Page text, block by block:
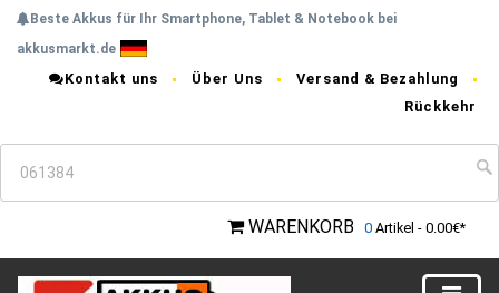
Beste Akkus für Ihr Smartphone, Tablet & Notebook bei
akkusmarkt.de
Kontakt uns Über Uns
Versand & Bezahlung
Rückkehr
WARENKORB 0 Artikel - 0.00€*